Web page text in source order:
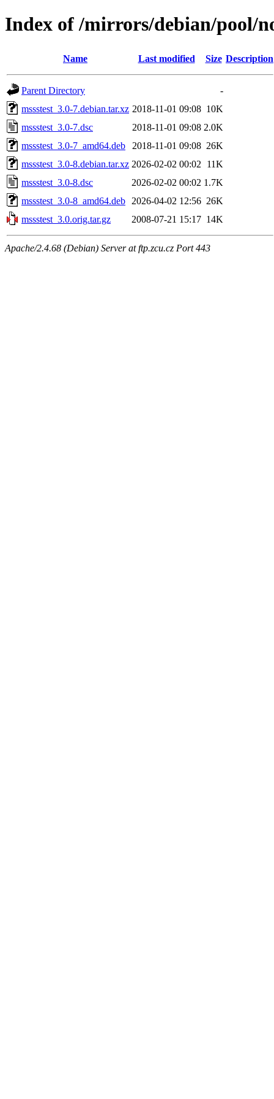
Index of /mirrors/debian/pool/
Name Last modified Size Description
Parent Directory
-
mssstest_3.0-7.debian.tar.xz 2018-11-01 09:08 10K
mssstest_3.0-7.dsc
2018-11-01 09:08 2.0K
mssstest_3.0-7_amd64.deb
2018-11-01 09:08 26K
mssstest_3.0-8.debian.tar.xz 2026-02-02 00:02
11K
mssstest_3.0-8.dsc
2026-02-02 00:02 1.7K
mssstest_3.0-8_amd64.deb
2026-04-02 12:56 26K
mssstest_3.0.orig.tar.gz
2008-07-21 15:17 14K
Apache/2.4.68 (Debian) Server at ftp.zcu.cz Port 443